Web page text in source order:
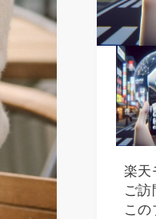
楽天
ご訪
こ